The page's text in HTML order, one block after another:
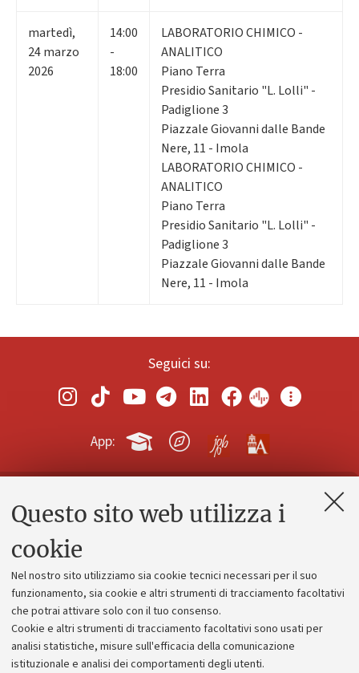
Questo sito web utilizza i
cookie
Nel nostro sito utilizziamo sia cookie tecnici necessari per il suo
funzionamento, sia cookie e altri strumenti di tracciamento facoltativi
che potrai attivare solo con il tuo consenso.
Cookie e altri strumenti di tracciamento facoltativi sono usati per
analisi statistiche, misure sull'efficacia della comunicazione
istituzionale e analisi dei comportamenti degli utenti.
martedì,
24marzo
2026
14:00
-
18:00
LABORATORIO CHIMICO -
ANALITICO
Piano Terra
Presidio Sanitario "L. Lolli" -
Padiglione 3
Piazzale Giovanni dalle Bande
Nere, 11 - Imola
LABORATORIO CHIMICO -
ANALITICO
Piano Terra
Presidio Sanitario "L. Lolli" -
Padiglione 3
Piazzale Giovanni dalle Bande
Nere, 11 - Imola
Seguici su:
App:
Contatti e PEC
Alumni community
Piano strategico
Bilanci
Donazioni e 5x1000